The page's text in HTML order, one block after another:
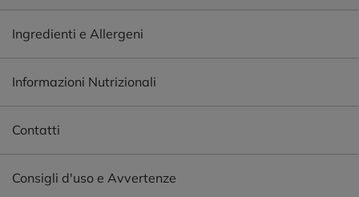
Ingredienti e Allergeni
Informazioni Nutrizionali
Contatti
Consigli d'uso e Avvertenze